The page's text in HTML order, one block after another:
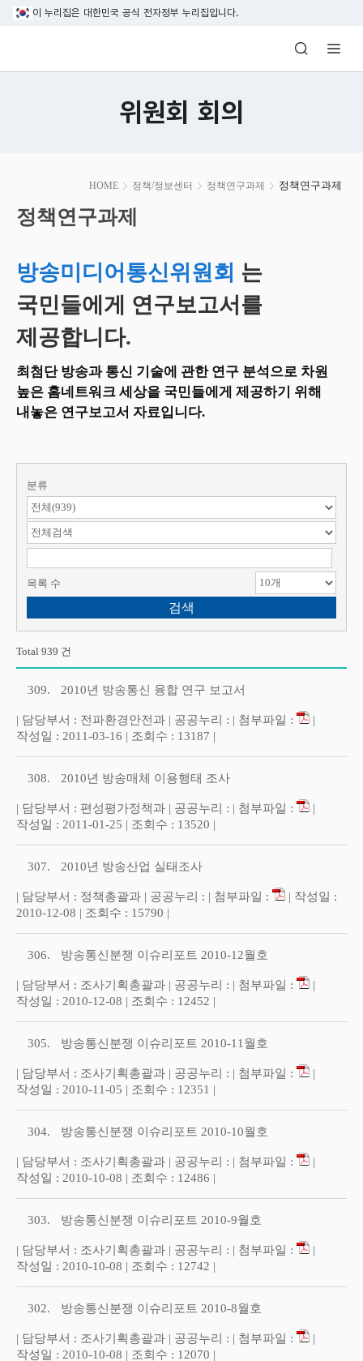
본문 바로가기
이 누리집은 대한민국 공식 전자정부 누리집입니다.
방송미디어통신위원회 Korea Media
위원회 회의
HOME 정책/정보센터 정책연구과제 정책연구과제
시
작
정책연구과제
방송미디어통신위원회 는
국민들에게 연구보고서를
제공합니다.
최첨단 방송과 통신 기술에 관한 연구 분석으로 차원
높은 홈네트워크 세상을 국민들에게 제공하기 위해
내놓은 연구보고서 자료입니다.
분류
검색 항목 선택
목록 수
Total 939 건
309. 2010년 방송통신 융합 연구 보고서
| 담당부서 : 전파환경안전과 | 공공누리 : | 첨부파일 :
|
작성일 : 2011-03-16 | 조회수 : 13187 |
308. 2010년 방송매체 이용행태 조사
| 담당부서 : 편성평가정책과 | 공공누리 : | 첨부파일 :
|
작성일 : 2011-01-25 | 조회수 : 13520 |
307. 2010년 방송산업 실태조사
| 담당부서 : 정책총괄과 | 공공누리 : | 첨부파일 :
| 작성일 :
2010-12-08 | 조회수 : 15790 |
306. 방송통신분쟁 이슈리포트 2010-12월호
| 담당부서 : 조사기획총괄과 | 공공누리 : | 첨부파일 :
|
작성일 : 2010-12-08 | 조회수 : 12452 |
305. 방송통신분쟁 이슈리포트 2010-11월호
| 담당부서 : 조사기획총괄과 | 공공누리 : | 첨부파일 :
|
작성일 : 2010-11-05 | 조회수 : 12351 |
304. 방송통신분쟁 이슈리포트 2010-10월호
| 담당부서 : 조사기획총괄과 | 공공누리 : | 첨부파일 :
|
작성일 : 2010-10-08 | 조회수 : 12486 |
303. 방송통신분쟁 이슈리포트 2010-9월호
| 담당부서 : 조사기획총괄과 | 공공누리 : | 첨부파일 :
|
작성일 : 2010-10-08 | 조회수 : 12742 |
302. 방송통신분쟁 이슈리포트 2010-8월호
| 담당부서 : 조사기획총괄과 | 공공누리 : | 첨부파일 :
|
작성일 : 2010-10-08 | 조회수 : 12070 |